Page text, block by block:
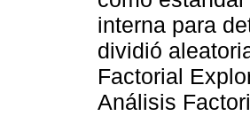
interna para
dividió
Factorial
Análisis